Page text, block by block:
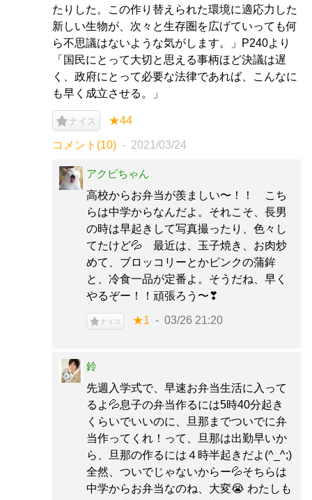
たりした。この作り替えられた環境に適応力した
新しい生物が、次々と生存圏を広げていっても何
ら不思議はないような気がします。」P240より
「国民にとって大切と思える事柄ほど決議は遅
く、政府にとって必要な法律であれば、こんなに
も早く成立させる。」
ナイス ★44
コメント(10) 2021/03/24
アクビちゃん
高校からお弁当が羨ましい〜！！ こち
らは中学からなんだよ。それこそ、長男
の時は早起きして写真撮ったり、色々し
てたけど💦 最近は、玉子焼き、お肉炒
めて、ブロッコリーとかピンクの蒲鉾
と、冷食一品が定番よ。そうだね、早く
やるぞー！！頑張ろう〜❣
ナイス ★1 03/26 21:20
鈴
先週入学式で、早速お弁当生活に入って
るよ💦息子の弁当作るには5時40分起き
くらいでいいのに、旦那までついでに弁
当作ってくれ！って、旦那は出勤早いか
ら、旦那の作るには４時半起きだよ(^_^;)
全然、ついでじゃないからー💦そちらは
中学からお弁当なのね、大変😭 わたしも